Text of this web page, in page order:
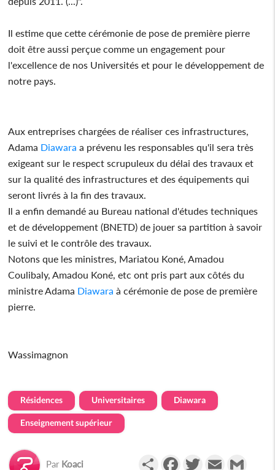
Il estime que cette cérémonie de pose de première pierre
doit être aussi perçue comme un engagement pour
l'excellence de nos Universités et pour le développement de
notre pays.
Aux entreprises chargées de réaliser ces infrastructures,
Adama Diawara a prévenu les responsables qu'il sera très
exigeant sur le respect scrupuleux du délai des travaux et
sur la qualité des infrastructures et des équipements qui
seront livrés à la fin des travaux.
Il a enfin demandé au Bureau national d'études techniques
et de développement (BNETD) de jouer sa partition à savoir
le suivi et le contrôle des travaux.
Notons que les ministres, Mariatou Koné, Amadou
Coulibaly, Amadou Koné, etc ont pris part aux côtés du
ministre Adama Diawara à cérémonie de pose de première
pierre.
Wassimagnon
Résidences Universitaires Diawara
Enseignement supérieur
Par Koaci PartagerFacebookTwitterEmail